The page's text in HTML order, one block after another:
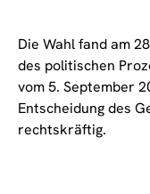
Die Wahl fand am
des politischen
vom 5. September
Entscheidung des
rechtskräftig.